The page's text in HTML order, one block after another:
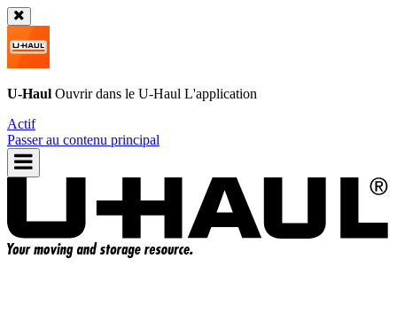
U-Haul Ouvrir dans le U-Haul L'application
Actif
Passer au contenu principal